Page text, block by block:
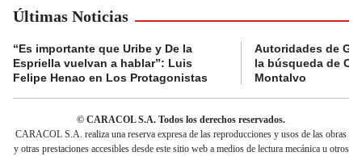
Últimas Noticias
“Es importante que Uribe y De la
Espriella vuelvan a hablar”: Luis
Felipe Henao en Los Protagonistas
Autoridades de
la búsqueda de
Montalvo
© CARACOL S.A. Todos los derechos reservados.
CARACOL S.A. realiza una reserva expresa de las reproducciones y usos de las obras
y otras prestaciones accesibles desde este sitio web a medios de lectura mecánica u otros